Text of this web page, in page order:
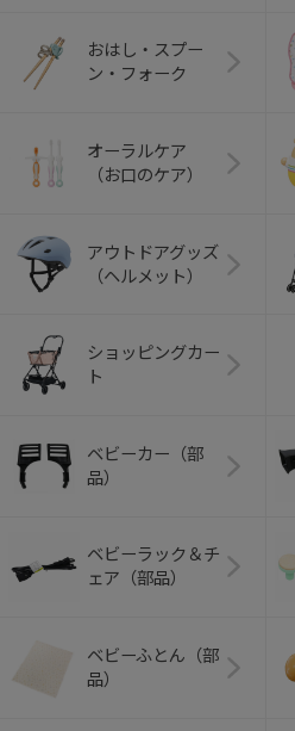
おはし・スプー
ン・フォーク
オーラルケア
（お口のケア）
アウトドアグッズ
（ヘルメット）
ショッピングカー
ト
ベビーカー（部
品）
ベビーラック＆チ
ェア（部品）
ベビーふとん（部
品）